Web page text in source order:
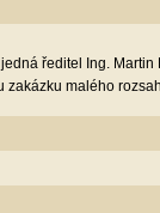
ředitel Ing.
zakázku malého